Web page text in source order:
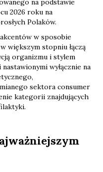
na podstawie
2026 roku na
Polaków.
w sposobie
większym stopniu łączą
organizmu i stylem
wyłącznie na
sektora consumer
kategorii znajdujących